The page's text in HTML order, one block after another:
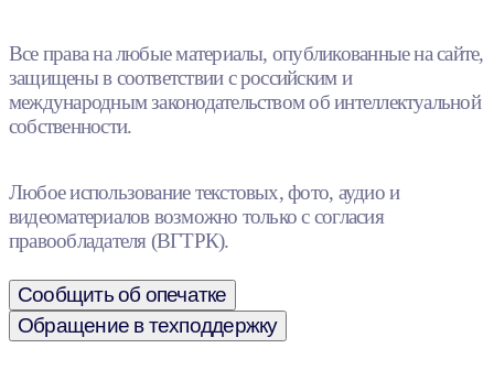
Все права на любые материалы, опубликованные на сайте,
защищены в соответствии с российским и
международным законодательством об интеллектуальной
собственности.
Любое использование текстовых, фото, аудио и
видеоматериалов возможно только с согласия
правообладателя (ВГТРК).
Сообщить об опечатке
Обращение в техподдержку